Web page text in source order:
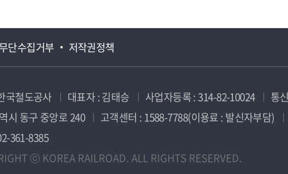
단수집거부 저작권정책
국철도공사 대표자 : 김태승 사업자등록 : 314-82-10024
통
시 동구 중앙로 240
고객센터 : 1588-7788(이용료 : 발신자부담)
361-8385
ⓒ KOREA RAILROAD. ALL RIGHTS RESERVED.